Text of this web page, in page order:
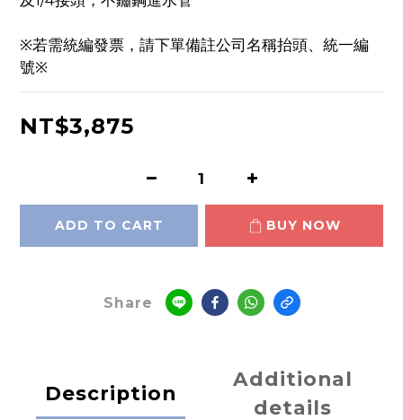
※若需統編發票，請下單備註公司名稱抬頭、統一編
號※
NT$3,875
ADD TO CART BUY NOW
Share
Description
Additional
details